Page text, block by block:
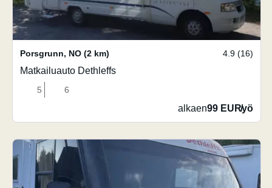
Porsgrunn, NO (2 km) 4.9 (16)
Matkailuauto Dethleffs
5 6
alkaen99 EUR/yö